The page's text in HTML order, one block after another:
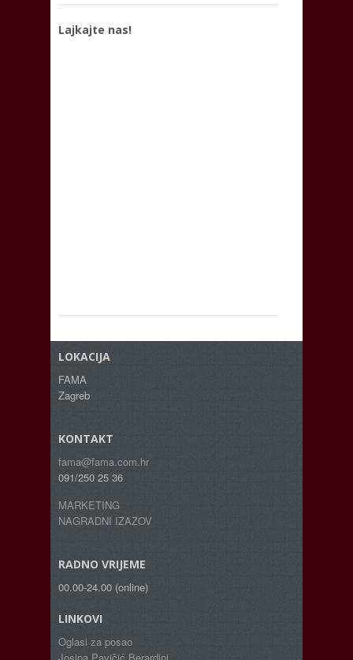
Lajkajte nas!
LOKACIJA
FAMA
Zagreb
KONTAKT
fama@fama.com.hr
091/250 25 36
MARKETING
NAGRADNI IZAZOV
RADNO VRIJEME
00.00-24.00 (online)
LINKOVI
Oglasi za posao